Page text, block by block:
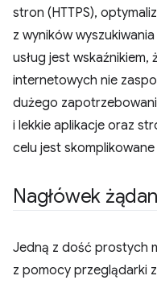
stron (HTTPS),
z wyników
usług jest
internetowych nie
dużego
i lekkie aplikacje oraz
celu jest
Nagłówek
Jedną z dość prostych
z pomocy przeglądarki